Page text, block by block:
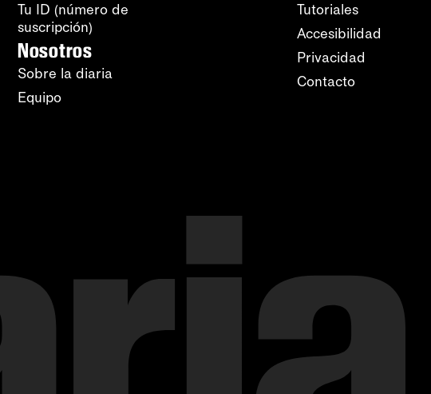
Tu ID (número de
suscripción)
Nosotros
Sobre la diaria
Equipo
Tutoriales
Accesibilidad
Privacidad
Contacto